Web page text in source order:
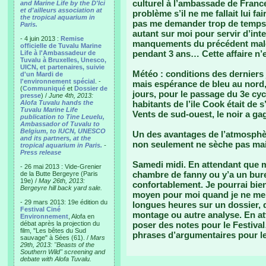
and Marine Life by the D'Ici
et d'ailleurs association at
the tropical aquarium in
Paris.
- 4 juin 2013 : Remise
officielle de Tuvalu Marine
Life à l'Ambassadeur de
Tuvalu à Bruxelles, Unesco,
UICN, et partenaires, suivie
d'un Mardi de
l'environnement spécial . -
(Communiqué et Dossier de
presse) / June 4th, 2013:
Alofa Tuvalu hands the
Tuvalu Marine Life
publication to Tine Leuelu,
Ambassador of Tuvalu to
Belgium, to IUCN, UNESCO
and its partners, at the
tropical aquarium in Paris. -
Press release
- 26 mai 2013 : Vide-Grenier
de la Butte Bergeyre (Paris
19e) / May 26th, 2013:
Bergeyre hill back yard sale.
- 29 mars 2013: 19e édition du
Festival Ciné
Environnement , Alofa en
débat après la projection du
film, "Les bêtes du Sud
sauvage" à Sées (61). / Mars
29th, 2013: "Beasts of the
Southern Wild" screening and
debate with Alofa Tuvalu.
culturel à l’ambassade de
problème s’il ne me fallait lui
pas me demander trop de
autant sur moi pour servir
manquements du précédent
pendant 3 ans… Cette affaire
Météo : conditions des
mais espérance de bleu au
jours, pour le passage du 3e
habitants de l’ile Cook était de
Vents de sud-ouest, le noir a
Un des avantages de
non seulement ne sèche pas
Samedi midi. En attendant que
chambre de fanny ou y’a un
confortablement. Je pourrai
moyen pour moi quand je ne
longues heures sur un dossier,
montage ou autre analyse. En
poser des notes pour le
phrases d’argumentaires pour